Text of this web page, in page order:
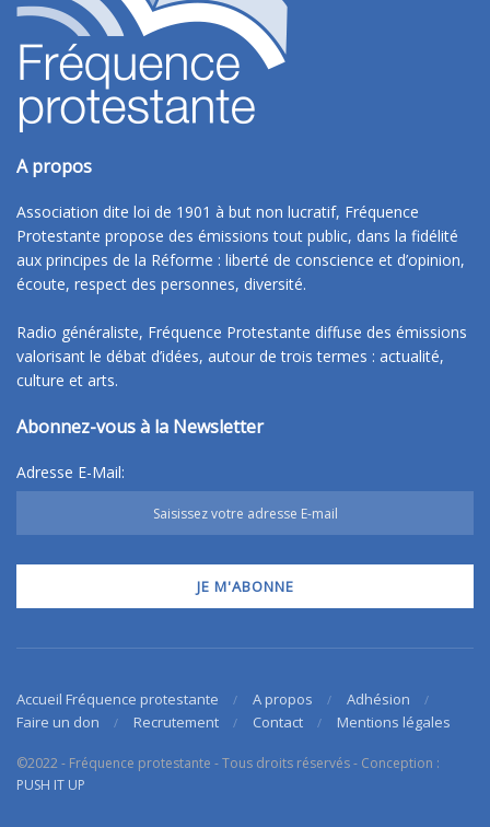
A propos
Association dite loi de 1901 à but non lucratif, Fréquence
Protestante propose des émissions tout public, dans la fidélité
aux principes de la Réforme : liberté de conscience et d’opinion,
écoute, respect des personnes, diversité.
Radio généraliste, Fréquence Protestante diffuse des émissions
valorisant le débat d’idées, autour de trois termes : actualité,
culture et arts.
Abonnez-vous à la Newsletter
Adresse E-Mail:
Accueil Fréquence protestante A propos
Adhésion
Faire un don
Recrutement Contact Mentions légales
©2022 - Fréquence protestante - Tous droits réservés - Conception :
PUSH IT UP